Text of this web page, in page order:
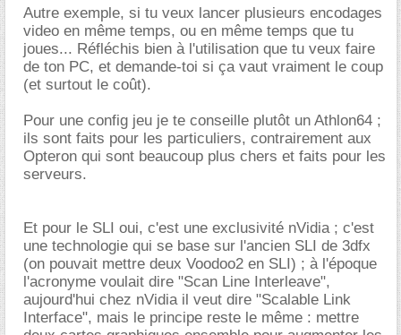
Autre exemple, si tu veux lancer plusieurs encodages
video en même temps, ou en même temps que tu
joues... Réfléchis bien à l'utilisation que tu veux faire
de ton PC, et demande-toi si ça vaut vraiment le coup
(et surtout le coût).
Pour une config jeu je te conseille plutôt un Athlon64 ;
ils sont faits pour les particuliers, contrairement aux
Opteron qui sont beaucoup plus chers et faits pour les
serveurs.
Et pour le SLI oui, c'est une exclusivité nVidia ; c'est
une technologie qui se base sur l'ancien SLI de 3dfx
(on pouvait mettre deux Voodoo2 en SLI) ; à l'époque
l'acronyme voulait dire "Scan Line Interleave",
aujourd'hui chez nVidia il veut dire "Scalable Link
Interface", mais le principe reste le même : mettre